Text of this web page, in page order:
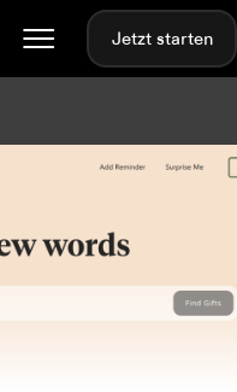
Jetzt starten